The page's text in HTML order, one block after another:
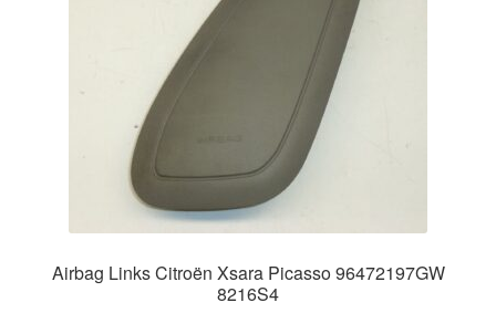
Airbag Links Citroën Xsara Picasso 96472197GW
8216S4